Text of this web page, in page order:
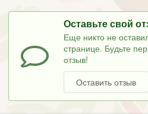
Оставьте свой
Еще никто не
странице. Будьте
отзыв!
Оставить отзыв